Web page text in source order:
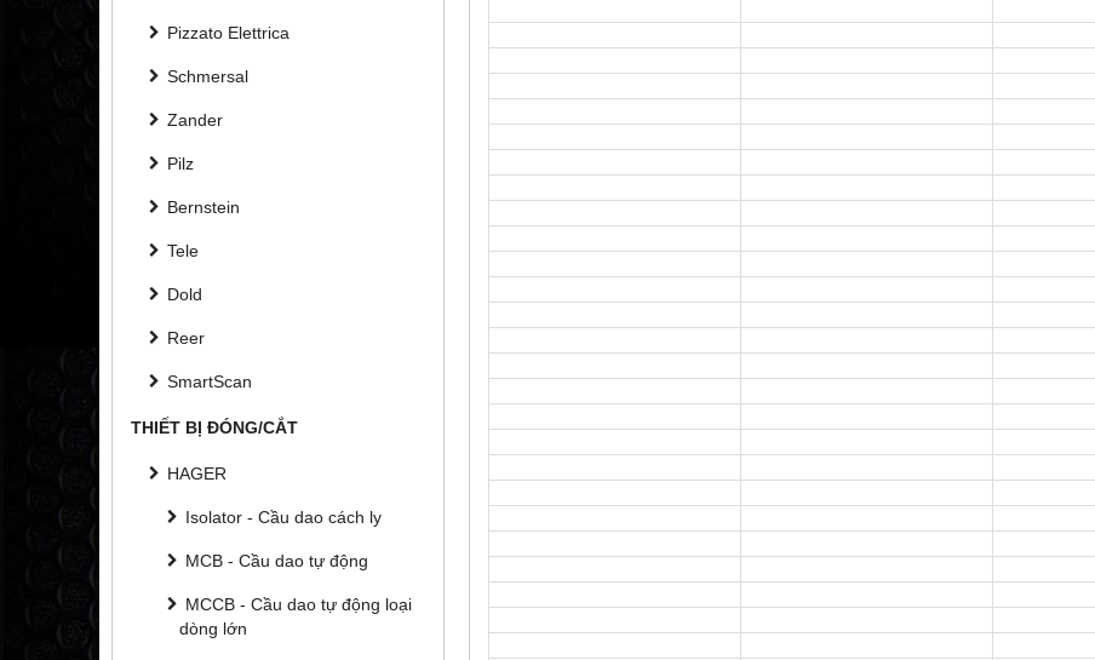
Pizzato Elettrica
Schmersal
Zander
Pilz
Bernstein
Tele
Dold
Reer
SmartScan
THIẾT BỊ ĐÓNG/CẮT
HAGER
Isolator - Cầu dao cách ly
MCB - Cầu dao tự động
MCCB - Cầu dao tự động loại
dòng lớn